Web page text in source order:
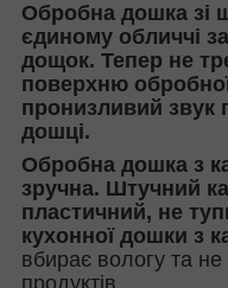
Обробна дошка зі
єдиному обличчі
дощок. Тепер не
поверхню
пронизливий звук
дошці.
Обробна дошка з
зручна. Штучний
пластичний, не
кухонної дошки з
вбирає вологу та